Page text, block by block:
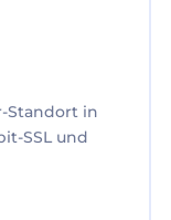
Standort in
SSL und